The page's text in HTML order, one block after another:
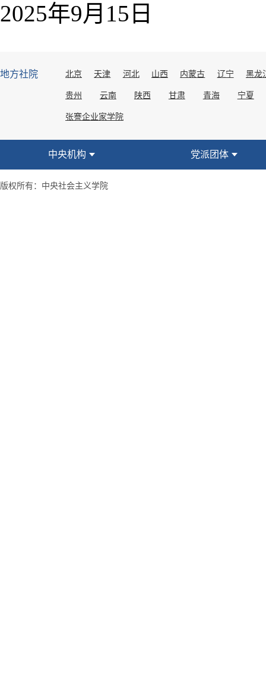
2025年9月15日
地方社院 北京 天津 河北 山西 内蒙古 辽宁 黑龙
贵州 云南 陕西 甘肃 青海 宁夏
张謇企业家学院
中央机构 党派团体
版权所有：中央社会主义学院